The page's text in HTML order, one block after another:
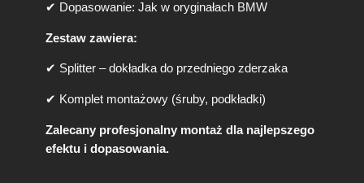
✔ Dopasowanie: Jak w oryginałach BMW
Zestaw zawiera:
✔ Splitter – dokładka do przedniego zderzaka
✔ Komplet montażowy (śruby, podkładki)
Zalecany profesjonalny montaż dla najlepszego
efektu i dopasowania.